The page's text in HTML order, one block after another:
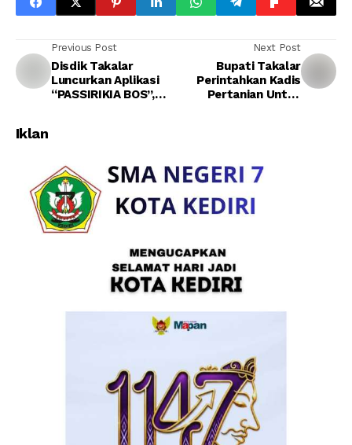
Previous Post
Disdik Takalar
Luncurkan Aplikasi
“PASSIRIKIA BOS”,
Next Post
Bupati Takalar
Perintahkan Kadis
Pertanian Untuk
Iklan